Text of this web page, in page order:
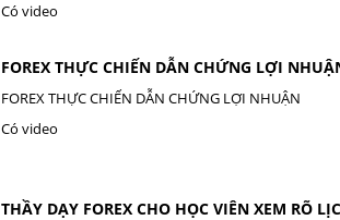
Có video
FOREX THỰC CHIẾN DẪN CHỨNG LỢI
FOREX THỰC CHIẾN DẪN CHỨNG LỢI NHUẬN
Có video
THẦY DẠY FOREX CHO HỌC VIÊN XEM RÕ